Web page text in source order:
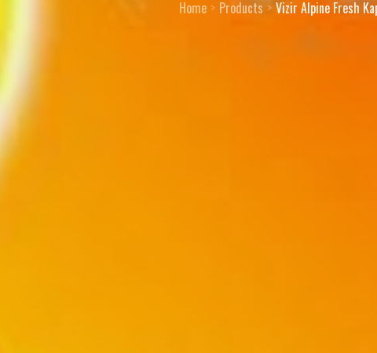
Home Products Vizir Alpine Fresh